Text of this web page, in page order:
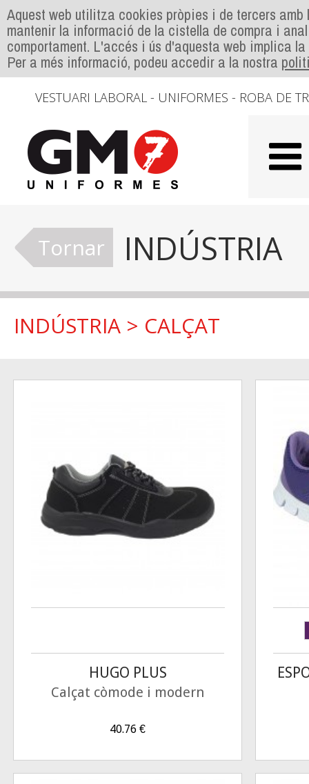
Aquest web utilitza cookies pròpies i de tercers
mantenir la informació de la cistella de compra i
comportament. L'accés i ús d'aquesta web implica
Per a més informació, podeu accedir a la nostra
VESTUARI LABORAL - UNIFORMES - ROBA DE
Tornar INDÚSTRIA
INDÚSTRIA > CALÇAT
HUGO PLUS
Calçat còmode i modern
40.76 €